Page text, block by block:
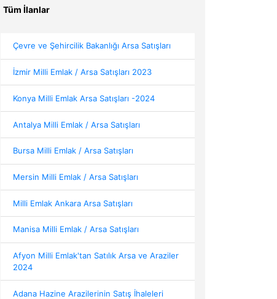
Tüm İlanlar
Çevre ve Şehircilik Bakanlığı Arsa Satışları
İzmir Milli Emlak / Arsa Satışları 2023
Konya Milli Emlak Arsa Satışları -2024
Antalya Milli Emlak / Arsa Satışları
Bursa Milli Emlak / Arsa Satışları
Mersin Milli Emlak / Arsa Satışları
Milli Emlak Ankara Arsa Satışları
Manisa Milli Emlak / Arsa Satışları
Afyon Milli Emlak'tan Satılık Arsa ve Araziler
2024
Adana Hazine Arazilerinin Satış İhaleleri